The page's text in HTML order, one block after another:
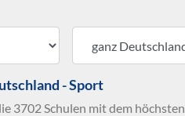
- Sport
3702 Schulen mit dem